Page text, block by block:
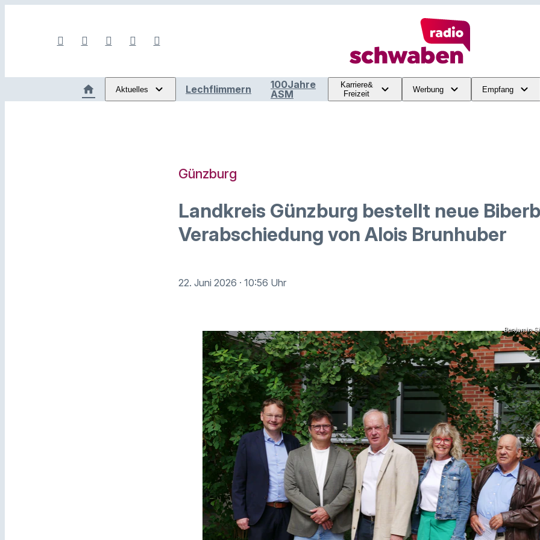
Aktuelles Lechflimmern
100Jahre
ASM
Karriere&
Freizeit
Werbung Empfang
Günzburg
Landkreis Günzburg bestellt neue
Verabschiedung von Alois Brunhuber
22. Juni 2026 · 10:56 Uhr
Benjamin